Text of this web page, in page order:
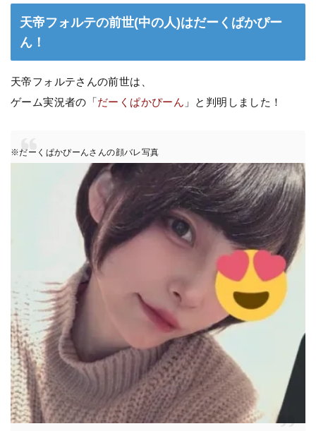
天帝フォルテの前世(中の人)はだーくぱかぴー
ん！
天帝フォルテさんの前世は、
ゲーム実況者の「だーくぱかぴーん 」と判明しました！
※だーくぱかぴーんさんの顔バレ写真